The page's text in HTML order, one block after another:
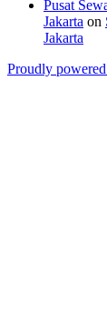
Pusat
Jakarta on
Jakarta
Proudly